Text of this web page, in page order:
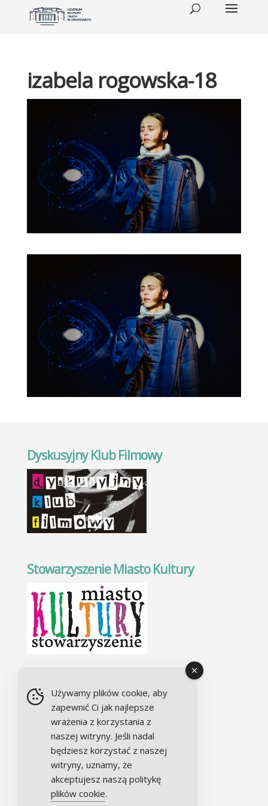
izabela rogowska-18
Dyskusyjny Klub Filmowy
Stowarzyszenie Miasto Kultury
Chór Alla camera
Używamy plików cookie, aby
zapewnić Ci jak najlepsze
wrażenia z korzystania z
naszej witryny. Jeśli nadal
będziesz korzystać z naszej
witryny, uznamy, że
akceptujesz naszą politykę
plików cookie.